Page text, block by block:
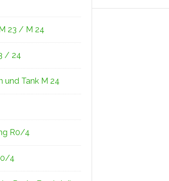
23 / M 24
/ 24
und Tank M 24
R0/4
4